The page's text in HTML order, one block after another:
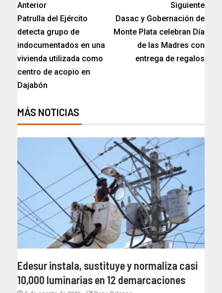
Anterior
Patrulla del Ejército
detecta grupo de
indocumentados en una
vivienda utilizada como
centro de acopio en
Dajabón
Siguiente
Dasac y Gobernación de
Monte Plata celebran Día
de las Madres con
entrega de regalos
MÁS NOTICIAS
Edesur instala, sustituye y normaliza casi
10,000 luminarias en 12 demarcaciones